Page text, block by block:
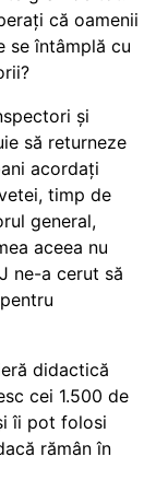
că oamenii
se întâmplă cu
și
să returneze
acordați
timp de
general,
aceea nu
ne-a cerut să
didactică
cei 1.500 de
îi pot folosi
rămân în